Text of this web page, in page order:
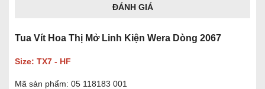
ĐÁNH GIÁ
Tua Vít Hoa Thị Mở Linh Kiện Wera Dòng 2067
Size: TX7 - HF
Mã sản phẩm: 05 118183 001